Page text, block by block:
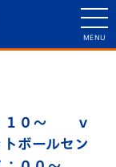
１０～ ｖ
ボールセン